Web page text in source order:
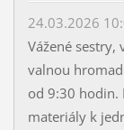
24.03.2026
Vážené sestry,
valnou
od 9:30 hodin.
materiály k